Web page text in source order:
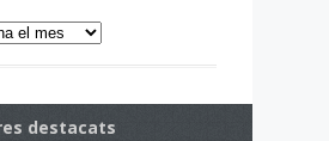
destacats